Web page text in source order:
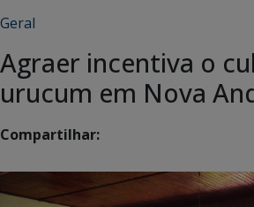
Geral
Agraer incentiva o
urucum em Nova
Compartilhar: